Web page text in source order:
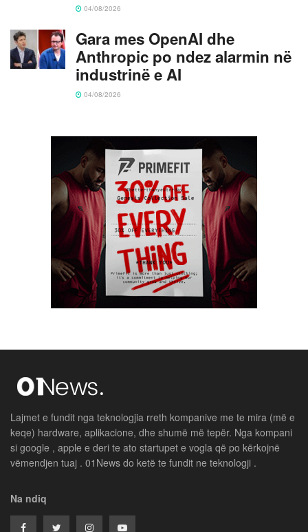
04/08/2026
Gara mes OpenAI dhe
Anthropic po ndez alarmin në
industrinë e AI
04/08/2026
Lajmet e fundit nga teknologjia rreth kompanive me te mira (më e
keqe) hardware, aplikacione, dhe shumë më tepër. Nga kompani
si google , apple e deri te ato startupet e vogla që po kërkojnë
vëmendjen tuaj . 01News do ketë te fundit ne teknologji .
Na ndiq